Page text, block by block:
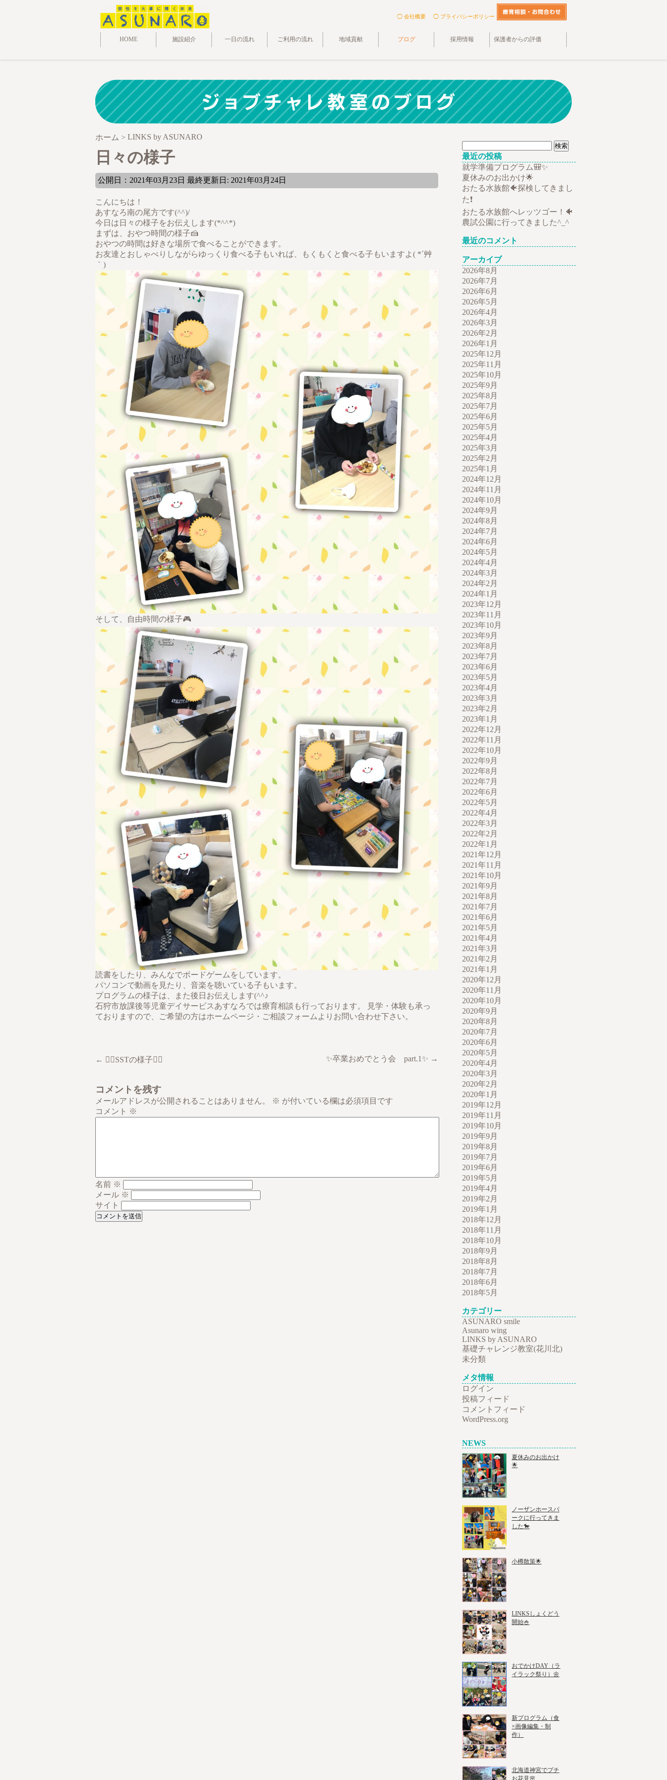
◯ 会社概要 ◯ プライバシーポリシー
HOME 施設紹介 一日の流れ ご利用の流れ 地域貢献 ブログ 採用情報 保護者からの評価
ホーム > LINKS by ASUNARO
日々の様子
公開日：2021年03月23日 最終更新日: 2021年03月24日
こんにちは！
あすなろ南の尾方です(^^)/
今日は日々の様子をお伝えします(*^^*)
まずは、おやつ時間の様子🍰
おやつの時間は好きな場所で食べることができます。
お友達とおしゃべりしながらゆっくり食べる子もいれば、もくもくと食べる子もいますよ( *´艸
｀)
そして、自由時間の様子🎮
読書をしたり、みんなでボードゲームをしています。
パソコンで動画を見たり、音楽を聴いている子もいます。
プログラムの様子は、また後日お伝えします(^^♪
石狩市放課後等児童デイサービスあすなろでは療育相談も行っております。 見学・体験も承っ
ておりますので、ご希望の方はホームページ・ご相談フォームよりお問い合わせ下さい。
← 🙋‍♀️SSTの様子🙋‍♂️ ✨卒業おめでとう会 part.1✨ →
コメントを残す
メールアドレスが公開されることはありません。 ※ が付いている欄は必須項目です
コメント ※
名前 ※
メール ※
サイト
索:
最近の投稿
就学準備プログラム🎒✨
夏休みのお出かけ🌟
おたる水族館🐠探検してきまし
た❗
おたる水族館へレッツゴー！🐠
農試公園に行ってきました^_^
最近のコメント
アーカイブ
2026年8月
2026年7月
2026年6月
2026年5月
2026年4月
2026年3月
2026年2月
2026年1月
2025年12月
2025年11月
2025年10月
2025年9月
2025年8月
2025年7月
2025年6月
2025年5月
2025年4月
2025年3月
2025年2月
2025年1月
2024年12月
2024年11月
2024年10月
2024年9月
2024年8月
2024年7月
2024年6月
2024年5月
2024年4月
2024年3月
2024年2月
2024年1月
2023年12月
2023年11月
2023年10月
2023年9月
2023年8月
2023年7月
2023年6月
2023年5月
2023年4月
2023年3月
2023年2月
2023年1月
2022年12月
2022年11月
2022年10月
2022年9月
2022年8月
2022年7月
2022年6月
2022年5月
2022年4月
2022年3月
2022年2月
2022年1月
2021年12月
2021年11月
2021年10月
2021年9月
2021年8月
2021年7月
2021年6月
2021年5月
2021年4月
2021年3月
2021年2月
2021年1月
2020年12月
2020年11月
2020年10月
2020年9月
2020年8月
2020年7月
2020年6月
2020年5月
2020年4月
2020年3月
2020年2月
2020年1月
2019年12月
2019年11月
2019年10月
2019年9月
2019年8月
2019年7月
2019年6月
2019年5月
2019年4月
2019年2月
2019年1月
2018年12月
2018年11月
2018年10月
2018年9月
2018年8月
2018年7月
2018年6月
2018年5月
カテゴリー
ASUNARO smile
Asunaro wing
LINKS by ASUNARO
基礎チャレンジ教室(花川北)
未分類
メタ情報
ログイン
投稿フィード
コメントフィード
WordPress.org
NEWS
夏休みのお出かけ
🌟
ノーザンホースパ
ークに行ってきま
した🐎
小樽散策🌟
LINKSしょくどう
開始🍚
おでかけDAY（ラ
イラック祭り）🌼
新プログラム（食
×画像編集・制
作）
北海道神宮でプチ
お花見🌸